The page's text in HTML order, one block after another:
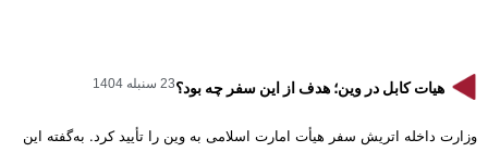
هیات کابل در وین؛ هدف از این سفر چه بود؟23 سنبله 1404
وزارت داخله اتریش سفر هیأت امارت اسلامی به وین را تأیید کرد. به‌گفته این